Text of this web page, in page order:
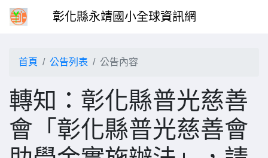
彰化縣永靖國小全球資訊網
首頁 公告列表 公告內容
轉知：彰化縣普光慈善
會「彰化縣普光慈善會